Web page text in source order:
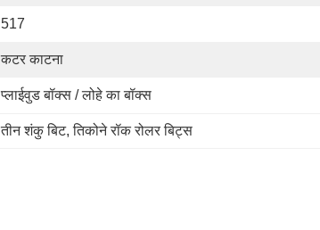
517
कटर काटना
प्लाईवुड बॉक्स / लोहे का बॉक्स
तीन शंकु बिट, तिकोने रॉक रोलर बिट्स